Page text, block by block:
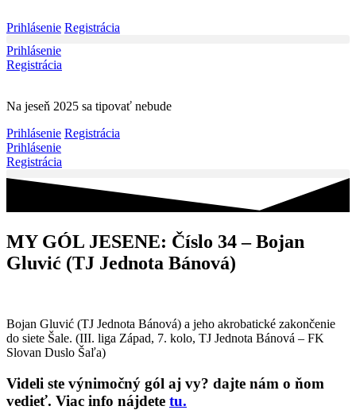
na
Prihlásenie Registrácia
Prihlásenie
Registrácia
Na jeseň 2025 sa tipovať nebude
Prihlásenie Registrácia
Prihlásenie
Registrácia
MY GÓL JESENE: Číslo 34 – Bojan
Gluvić (TJ Jednota Bánová)
Bojan Gluvić (TJ Jednota Bánová) a jeho akrobatické zakončenie
do siete Šale. (III. liga Západ, 7. kolo, TJ Jednota Bánová – FK
Slovan Duslo Šaľa)
Videli ste výnimočný gól aj vy? dajte nám o ňom
vedieť. Viac info nájdete tu.